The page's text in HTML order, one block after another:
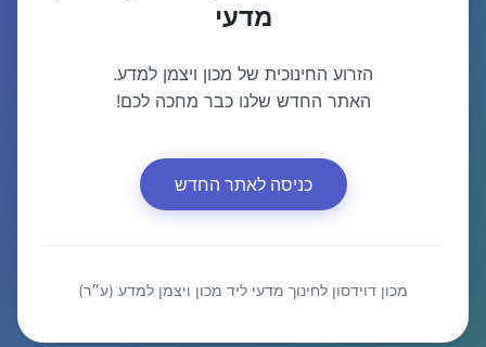
מדעי
הזרוע החינוכית של מכון ויצמן למדע.
האתר החדש שלנו כבר מחכה לכם!
כניסה לאתר החדש
מכון דוידסון לחינוך מדעי ליד מכון ויצמן למדע (ע״ר)